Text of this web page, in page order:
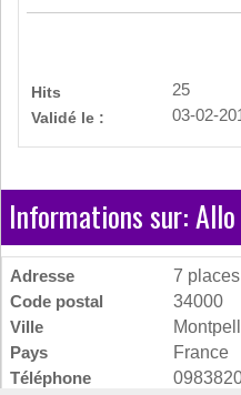
Hits
25
Validé le :
03-02-
Informations sur:
Adresse
7
Code postal
34000
Ville
Pays
France
Téléphone